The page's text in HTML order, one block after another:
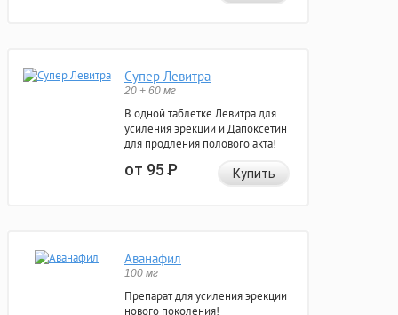
Супер Левитра
20 + 60 мг
В одной таблетке Левитра для
усиления эрекции и Дапоксетин
для продления полового акта!
от 95Р Купить
Аванафил
100 мг
Препарат для усиления эрекции
нового поколения!